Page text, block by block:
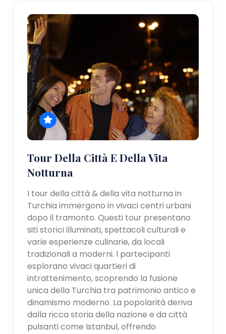
Tour Della Città E Della Vita
Notturna
I tour della città & della vita notturna in
Turchia immergono in vivaci centri urbani
dopo il tramonto. Questi tour presentano
siti storici illuminati, spettacoli culturali e
varie esperienze culinarie, da locali
tradizionali a moderni. I partecipanti
esplorano vivaci quartieri di
intrattenimento, scoprendo la fusione
unica della Turchia tra patrimonio antico e
dinamismo moderno. La popolarità deriva
dalla ricca storia della nazione e da città
pulsanti come Istanbul, offrendo